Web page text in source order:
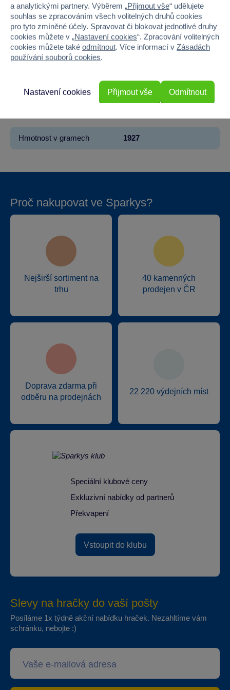
Pohlaví HOLKA, KLUK
Materiál PAPÍR
Počet dílků 3000
Výška 27.8
Hmotnost v gramech 1927
Proč nakupovat ve Sparkys?
Nejširší sortiment na
trhu
40 kamenných
prodejen v ČR
Doprava zdarma při
odběru na prodejnách
22 220 výdejních míst
Speciální klubové ceny
Exkluzivní nabídky od partnerů
Překvapení
Vstoupit do klubu
Slevy na hračky do vaší pošty
Posíláme 1x týdně akční nabídku hraček. Nezahltíme vám
schránku, nebojte :)
a analytickými partnery. Výběrem „Přijmout vše“ udělujete
souhlas se zpracováním všech volitelných druhů cookies
pro tyto zmíněné účely. Spravovat či blokovat jednotlivé druhy
cookies můžete v „Nastavení cookies“. Zpracování volitelných
cookies můžete také odmítnout. Více informací v Zásadách
používání souborů cookies.
Odmítnout
Nastavení cookies Přijmout vše